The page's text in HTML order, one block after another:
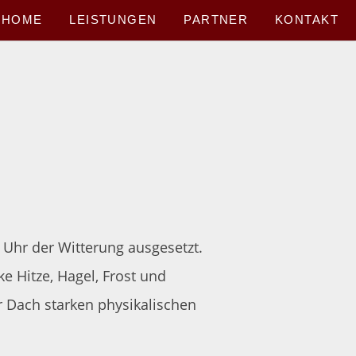
HOME LEISTUNGEN PARTNER KONTAKT
der Witterung ausgesetzt.
Hitze, Hagel, Frost und
starken physikalischen